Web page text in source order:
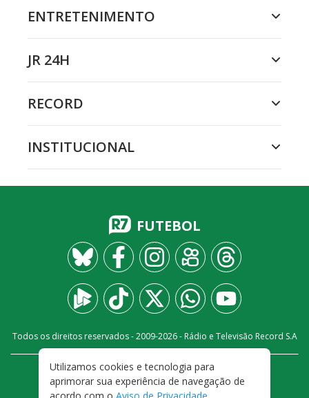
ENTRETENIMENTO
JR 24H
RECORD
INSTITUCIONAL
FUTEBOL
Todos os direitos reservados - 2009-2026- Rádio e Televisão Record S.A
FALE CONOSCO
PRIVACIDADE
TERMOS E CONDIÇÕES DE USO
Utilizamos cookies e tecnologia para
aprimorar sua experiência de navegação de